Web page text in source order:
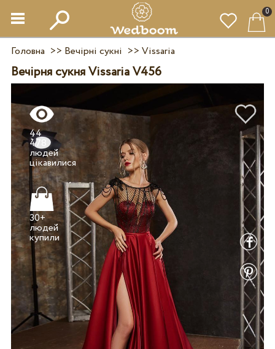
0
Головна >> Вечірні сукні >> Vissaria
Вечірня сукня Vissaria V456
44
478
людей
цікавилися
30+
людей